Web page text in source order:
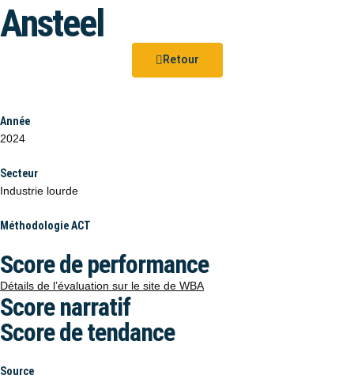
Ansteel
Retour
Année
2024
Secteur
Industrie lourde
Méthodologie ACT
Score de performance
Détails de l’évaluation sur le site de WBA
Score narratif
Score de tendance
Source